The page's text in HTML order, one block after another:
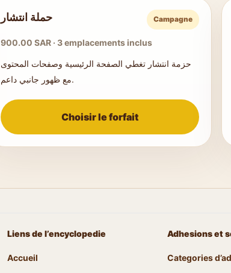
حملة انتشار Campagne
900.00 SAR · 3 emplacements inclus
حزمة انتشار تغطي الصفحة الرئيسية وصفحات المحتوى
مع ظهور جانبي داعم.
Choisir le forfait
Liens de l’encyclopedie
Accueil
Adhesions et
Categories